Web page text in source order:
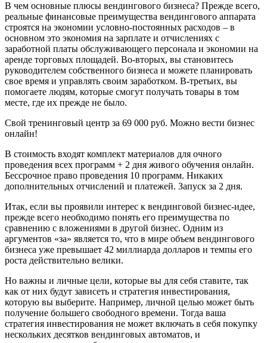
В чем основные плюсы вендингового бизнеса? Прежде всего,
реальные финансовые преимущества вендингового аппарата
строятся на экономии условно-постоянных расходов – в
основном это экономия на зарплате и отчислениях с
заработной платы обслуживающего персонала и экономии на
аренде торговых площадей. Во-вторых, вы становитесь
руководителем собственного бизнеса и можете планировать
свое время и управлять своим заработком. В-третьих, вы
помогаете людям, которые смогут получать товары в том
месте, где их прежде не было.
Свой тренинговый центр за 69 000 руб. Можно вести бизнес
онлайн!
В стоимость входят комплект материалов для очного
проведения всех программ + 2 дня живого обучения онлайн.
Бессрочное право проведения 10 программ. Никаких
дополнительных отчислений и платежей. Запуск за 2 дня.
Итак, если вы проявили интерес к вендинговой бизнес-идее,
прежде всего необходимо понять его преимущества по
сравнению с вложениями в другой бизнес. Одним из
аргументов «за» является то, что в мире объем вендингового
бизнеса уже превышает 42 миллиарда долларов и темпы его
роста действительно велики.
Но важны и личные цели, которые вы для себя ставите, так
как от них будут зависеть и стратегия инвестирования,
которую вы выберите. Например, личной целью может быть
получение большего свободного времени. Тогда ваша
стратегия инвестирования не может включать в себя покупку
нескольких десятков вендинговых автоматов, и